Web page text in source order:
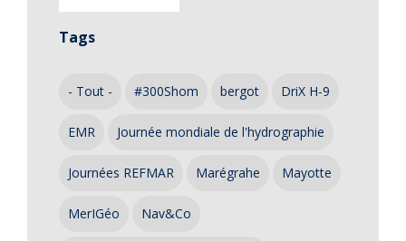
Tags
- Tout - #300Shom bergot DriX H-9
EMR Journée mondiale de l'hydrographie
Journées REFMAR Marégrahe Mayotte
MerIGéo Nav&Co